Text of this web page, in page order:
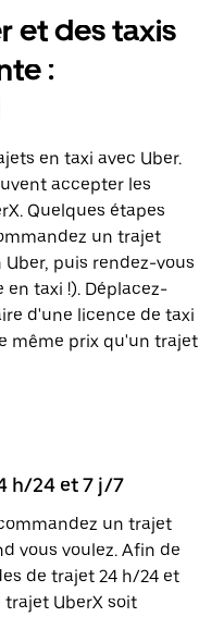
et des taxis
:
en taxi avec Uber.
accepter les
Quelques étapes
un trajet
puis rendez-vous
taxi !). Déplacez-
d'une licence de taxi
même prix qu'un trajet
h/24 et 7 j/7
un trajet
vous voulez. Afin de
de trajet 24 h/24 et
trajet UberX soit